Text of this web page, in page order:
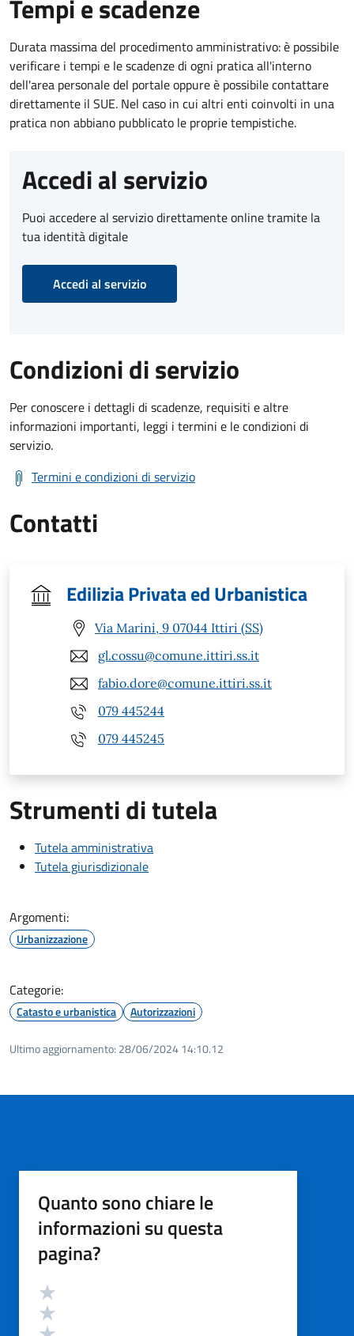
Tempi e scadenze
Durata massima del procedimento amministrativo: è possibile
verificare i tempi e le scadenze di ogni pratica all'interno
dell'area personale del portale oppure è possibile contattare
direttamente il SUE. Nel caso in cui altri enti coinvolti in una
pratica non abbiano pubblicato le proprie tempistiche.
Accedi al servizio
Puoi accedere al servizio direttamente online tramite la
tua identità digitale
Accedi al servizio
Condizioni di servizio
Per conoscere i dettagli di scadenze, requisiti e altre
informazioni importanti, leggi i termini e le condizioni di
servizio.
Termini e condizioni di servizio
Contatti
Edilizia Privata ed Urbanistica
Via Marini, 9 07044 Ittiri (SS)
gl.cossu@comune.ittiri.ss.it
fabio.dore@comune.ittiri.ss.it
079 445244
079 445245
Strumenti di tutela
Tutela amministrativa
Tutela giurisdizionale
Argomenti:
Urbanizzazione
Categorie:
Catasto e urbanistica Autorizzazioni
Ultimo aggiornamento: 28/06/2024 14:10.12
Quanto sono chiare le
informazioni su questa
pagina?
Valutazione